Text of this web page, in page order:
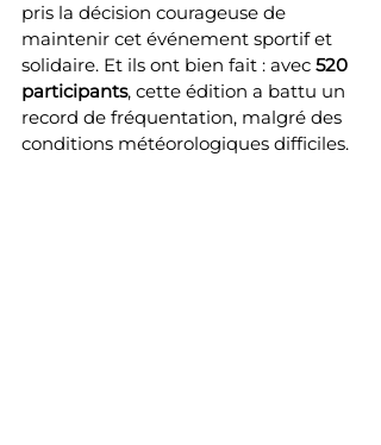
pris la décision courageuse de
maintenir cet événement sportif et
solidaire. Et ils ont bien fait : avec 520
participants, cette édition a battu un
record de fréquentation, malgré des
conditions météorologiques difficiles.